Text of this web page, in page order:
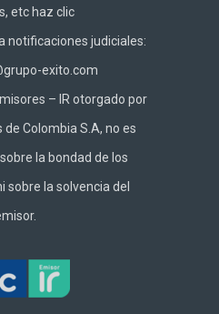
etc hazclic
notificaciones judiciales:
exito.com
– IR otorgado por
de Colombia S.A, no es
la bondad de los
sobre la solvencia del